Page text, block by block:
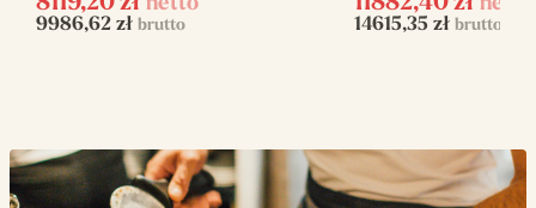
(kW)
9986,62 zł brutto 14615,35 zł brutto